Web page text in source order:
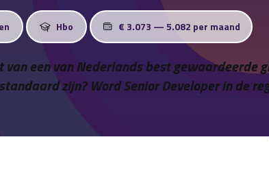
Hbo € 3.073 — 5.082 per maand
een van Nederlands best gewaardeerde
zijn? Word Senior Developer in de